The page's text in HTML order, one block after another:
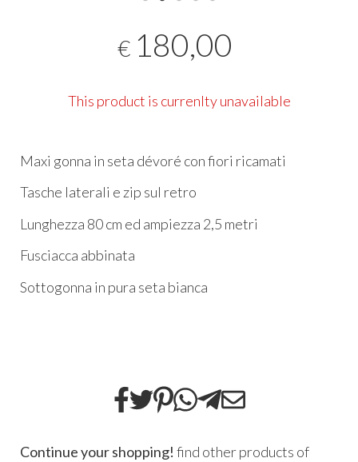
€ 180,00
This product is currenlty unavailable
Maxi gonna in seta dévoré con fiori ricamati
Tasche laterali e zip sul retro
Lunghezza 80 cm ed ampiezza 2,5 metri
Fusciacca abbinata
Sottogonna in pura seta bianca
Continue your shopping! find other products of